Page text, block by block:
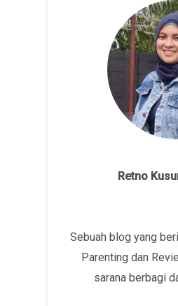
Retno
Sebuah blog yang
Parenting dan
sarana berbagi